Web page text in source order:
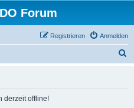
Forum
Anmelden
Registrieren
derzeit offline!